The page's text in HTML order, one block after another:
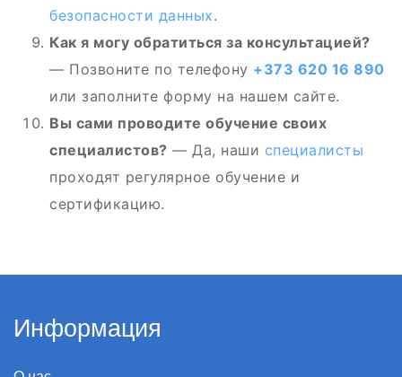
безопасности данных.
Как я могу обратиться за консультацией?
— Позвоните по телефону +373 620 16 890
или заполните форму на нашем сайте.
Вы сами проводите обучение своих
специалистов? — Да, наши специалисты
проходят регулярное обучение и
сертификацию.
Информация